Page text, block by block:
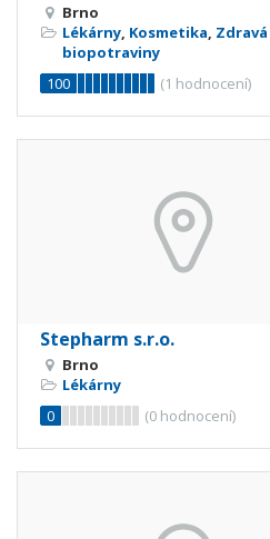
Brno
Lékárny, Kosmetika,
biopotraviny
100
(1 hodnocení)
Stepharm s.r.o.
Brno
Lékárny
0
(0 hodnocení)